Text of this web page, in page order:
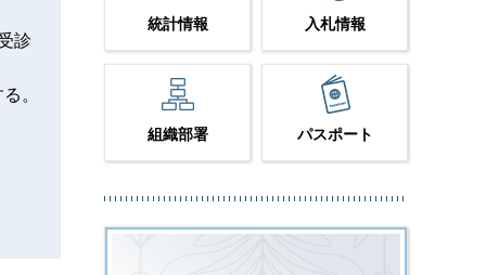
診
。
統計情報 入札情報
組織部署 パスポート